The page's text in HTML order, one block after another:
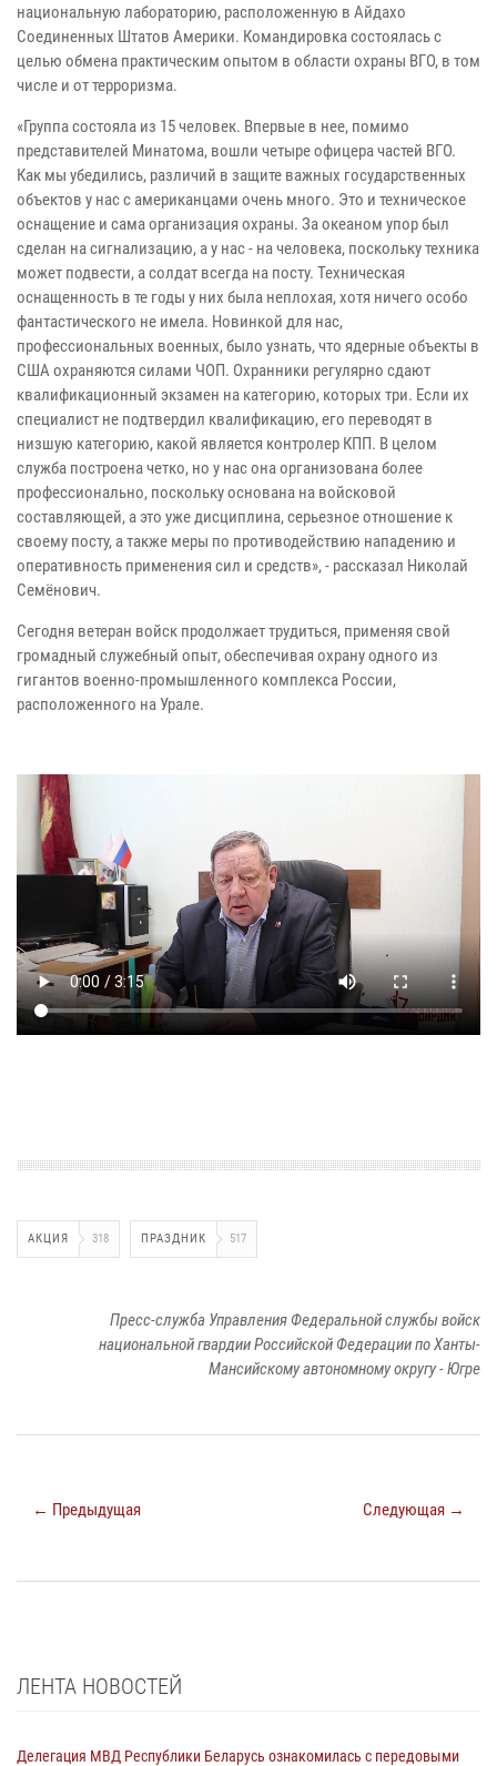
национальную лабораторию, расположенную в Айдахо
Соединенных Штатов Америки. Командировка состоялась с
целью обмена практическим опытом в области охраны ВГО, в том
числе и от терроризма.
«Группа состояла из 15 человек. Впервые в нее, помимо
представителей Минатома, вошли четыре офицера частей ВГО.
Как мы убедились, различий в защите важных государственных
объектов у нас с американцами очень много. Это и техническое
оснащение и сама организация охраны. За океаном упор был
сделан на сигнализацию, а у нас - на человека, поскольку техника
может подвести, а солдат всегда на посту. Техническая
оснащенность в те годы у них была неплохая, хотя ничего особо
фантастического не имела. Новинкой для нас,
профессиональных военных, было узнать, что ядерные объекты в
США охраняются силами ЧОП. Охранники регулярно сдают
квалификационный экзамен на категорию, которых три. Если их
специалист не подтвердил квалификацию, его переводят в
низшую категорию, какой является контролер КПП. В целом
служба построена четко, но у нас она организована более
профессионально, поскольку основана на войсковой
составляющей, а это уже дисциплина, серьезное отношение к
своему посту, а также меры по противодействию нападению и
оперативность применения сил и средств», - рассказал Николай
Семёнович.
Сегодня ветеран войск продолжает трудиться, применяя свой
громадный служебный опыт, обеспечивая охрану одного из
гигантов военно-промышленного комплекса России,
расположенного на Урале.
АКЦИЯ 318 ПРАЗДНИК 517
Пресс-служба Управления Федеральной службы войск
национальной гвардии Российской Федерации по Ханты-
Мансийскому автономному округу - Югре
← Предыдущая Следующая →
ЛЕНТА НОВОСТЕЙ
Делегация МВД Республики Беларусь ознакомилась с передовыми